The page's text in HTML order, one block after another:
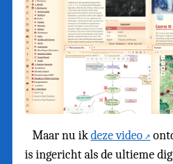
Maar nu ikdeze video
is ingericht als de ultieme